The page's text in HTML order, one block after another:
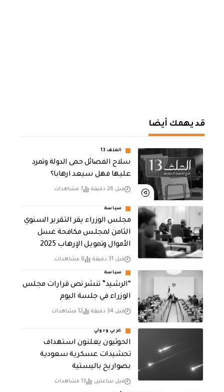
قد يهمك أيضا
الملف 13
سلاح الفصائل حمى الدولة وتمرد
عليها فهل سيعد ارهابا؟
قبل 26 دقيقة 7 مشاهدات
سياسة
مجلس الوزراء يقر التقرير السنوي
الثامن لمجلـس مكافحة غسل
الأموال وتمويـل الإرهـاب 2025
قبل 31 دقيقة 8 مشاهدات
سياسة
“الرشيد” تنشر نص قرارات مجلس
الوزراء في جلسة اليوم
قبل 34 دقيقة 12 مشاهدات
عربي ودولي
الحوثيون يعلنون استهداف
تحشيدات عسكرية سعودية
بصواريخ باليستية
قبل ساعتين 13 مشاهدات